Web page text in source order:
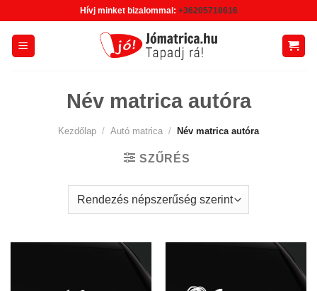
content
Hívj minket bizalommal: +36205718616
Név matrica autóra
Kezdőlap / Autó matrica / Név matrica autóra
SZŰRÉS